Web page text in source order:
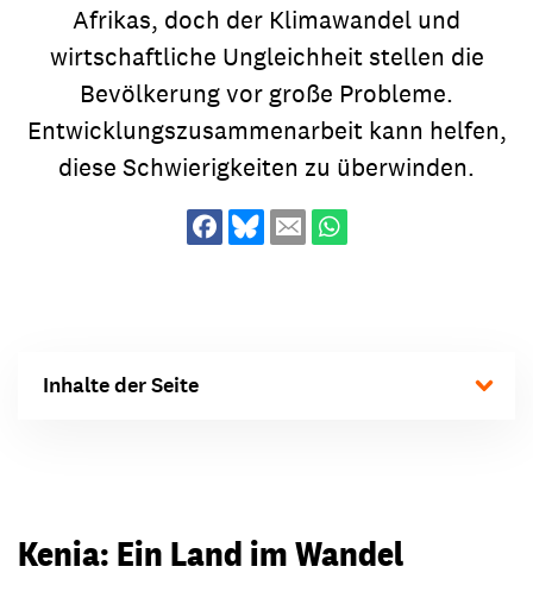
Afrikas, doch der Klimawandel und
wirtschaftliche Ungleichheit stellen die
Bevölkerung vor große Probleme.
Entwicklungszusammenarbeit kann helfen,
diese Schwierigkeiten zu überwinden.
Inhalte der Seite
Kenia: Ein Land im Wandel